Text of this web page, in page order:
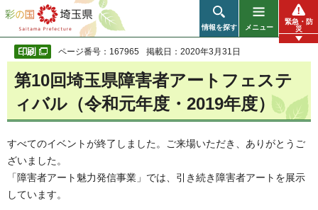
彩の国 埼玉県
情報を探す メニュー
緊急・防
災
ページ番号：167965 掲載日：2020年3月31日
第10回埼玉県障害者アートフェステ
ィバル（令和元年度・2019年度）
すべてのイベントが終了しました。ご来場いただき、ありがとうご
ざいました。
「障害者アート魅力発信事業」では、引き続き障害者アートを展示
しています。